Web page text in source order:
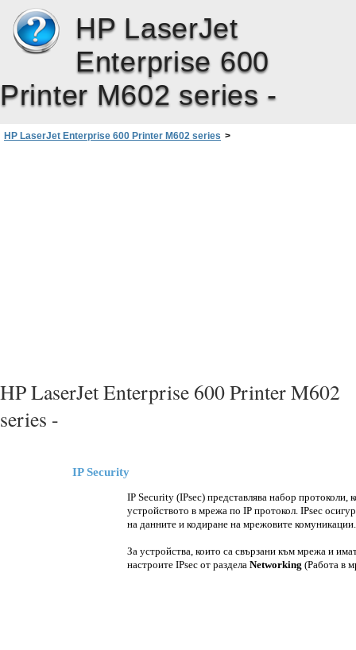
HP LaserJet
Enterprise 600
Printer M602 series -
HP LaserJet Enterprise 600 Printer M602 series >
HP LaserJet Enterprise 600 Printer M602
series -
IP Security
IP Security (IPsec) представлява набор протоколи,
устройството в мрежа по IP протокол. IPsec
на данните и кодиране на мрежовите комуникации.
За устройства, които са свързани към мрежа и
настроите IPsec от раздела Networking (Работа в